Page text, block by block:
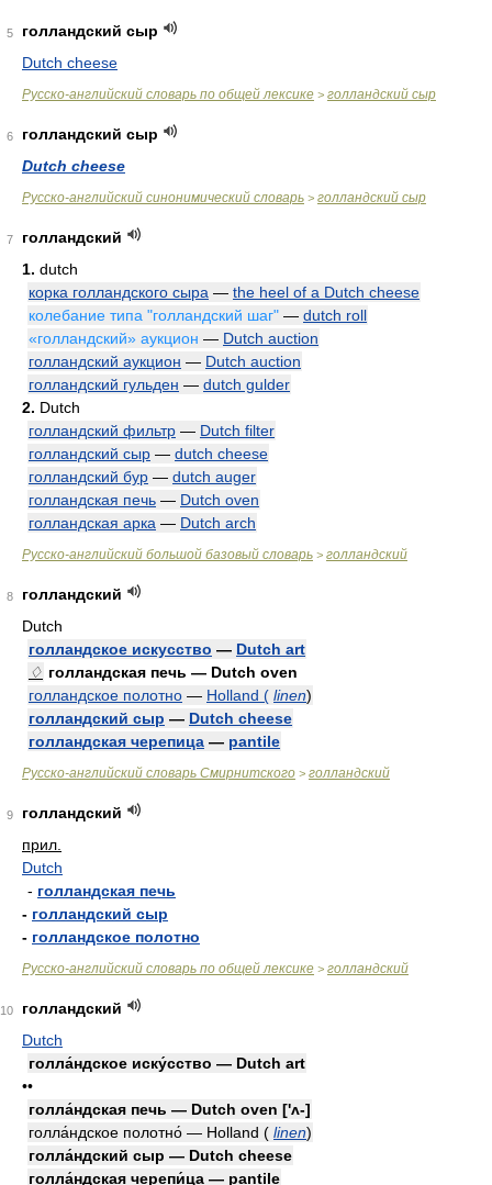
5
голландский сыр
Dutch cheese
Русско-английский словарь по общей лексике > голландский сыр
6
голландский сыр
Dutch cheese
Русско-английский синонимический словарь > голландский сыр
7
голландский
1. dutch
корка голландского сыра — the heel of a Dutch cheese
колебание типа "голландский шаг" — dutch roll
«голландский» аукцион — Dutch auction
голландский аукцион — Dutch auction
голландский гульден — dutch gulder
2. Dutch
голландский фильтр — Dutch filter
голландский сыр — dutch cheese
голландский бур — dutch auger
голландская печь — Dutch oven
голландская арка — Dutch arch
Русско-английский большой базовый словарь > голландский
8
голландский
Dutch
голландское искусство — Dutch art
♢ голландская печь — Dutch oven
голландское полотно — Holland ( linen)
голландский сыр — Dutch cheese
голландская черепица — pantile
Русско-английский словарь Смирнитского > голландский
9
голландский
прил.
Dutch
- голландская печь
- голландский сыр
- голландское полотно
Русско-английский словарь по общей лексике > голландский
10
голландский
Dutch
голла́ндское иску́сство — Dutch art
••
голла́ндская печь — Dutch oven ['ʌ-]
голла́ндское полотно́ — Holland ( linen)
голла́ндский сыр — Dutch cheese
голла́ндская черепи́ца — pantile